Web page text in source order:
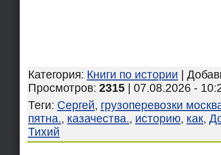
Категория: Книги по истории |
Просмотров: 2315 | 07.08.2026 -
Теги: Сергей, грузоперевозки
пятна., казачества., историю, как,
Тихий